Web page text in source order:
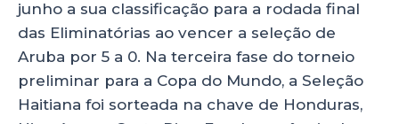
junho a sua classificação para a rodada final
das Eliminatórias ao vencer a seleção de
Aruba por 5 a 0. Na terceira fase do torneio
preliminar para a Copa do Mundo, a Seleção
Haitiana foi sorteada na chave de Honduras,